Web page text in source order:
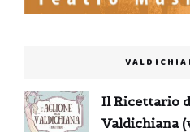
Il Ricettario
Valdichiana